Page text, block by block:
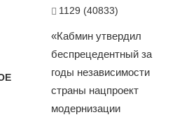
1129 (40833)
«Кабмин утвердил
беспрецедентный за
годы независимости
страны нацпроект
модернизации